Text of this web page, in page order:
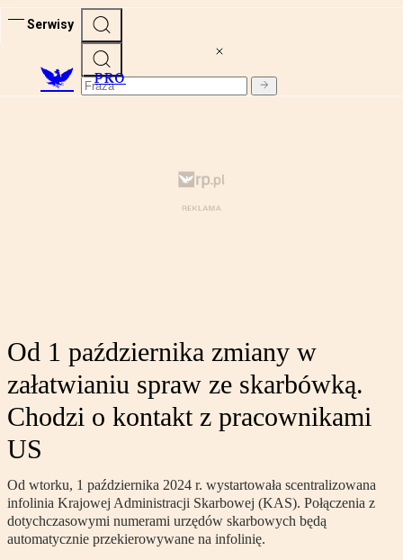
Serwisy
PRO
Od 1 października zmiany w
załatwianiu spraw ze skarbówką.
Chodzi o kontakt z pracownikami
US
Od wtorku, 1 października 2024 r. wystartowała scentralizowana
infolinia Krajowej Administracji Skarbowej (KAS). Połączenia z
dotychczasowymi numerami urzędów skarbowych będą
automatycznie przekierowywane na infolinię.